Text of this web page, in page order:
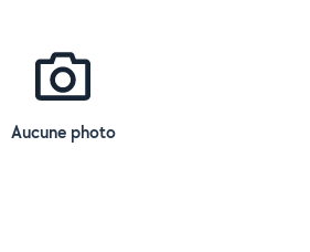
Aucune photo